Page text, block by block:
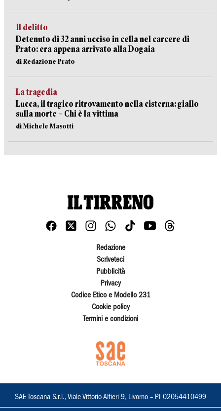
Il delitto
Detenuto di 32 anni ucciso in cella nel carcere di
Prato: era appena arrivato alla Dogaia
di Redazione Prato
La tragedia
Lucca, il tragico ritrovamento nella cisterna: giallo
sulla morte – Chi è la vittima
di Michele Masotti
Redazione
Scriveteci
Pubblicità
Privacy
Codice Etico e Modello 231
Cookie policy
Termini e condizioni
SAE Toscana S.r.l., Viale Vittorio Alfieri 9, Livorno – PI 02054410499